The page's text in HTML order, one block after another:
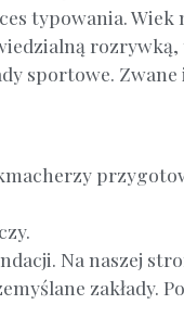
typowania. Wiek
rozrywką,
sportowe. Zwane
Na naszej
zakłady.